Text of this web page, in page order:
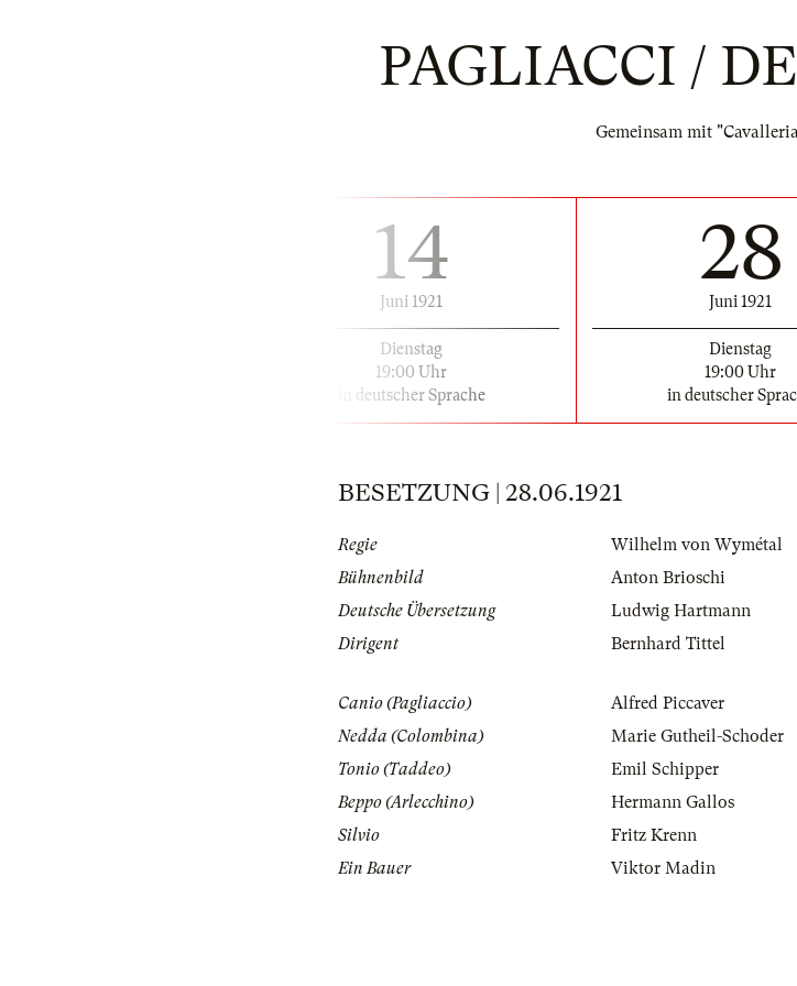
PAGLIACCI /
Gemeinsam mit
14
Juni 1921
Dienstag
19:00 Uhr
in deutscher Sprache
28
Juni 1921
Dienstag
19:00 Uhr
in deutscher
BESETZUNG | 28.06.1921
Regie
Wilhelm von Wymétal
Bühnenbild
Anton Brioschi
Deutsche Übersetzung
Ludwig Hartmann
Dirigent
Bernhard Tittel
Canio (Pagliaccio)
Alfred Piccaver
Nedda (Colombina)
Marie Gutheil-Schoder
Tonio (Taddeo)
Emil Schipper
Beppo (Arlecchino)
Hermann Gallos
Silvio
Fritz Krenn
Ein Bauer
Viktor Madin